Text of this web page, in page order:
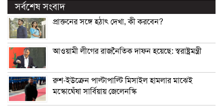
সর্বশেষ সংবাদ
প্রাক্তনের সঙ্গে হঠাৎ দেখা, কী করবেন?
আওয়ামী লীগের রাজনৈতিক দাফন হয়েছে: স্বরাষ্ট্রমন্ত্রী
রুশ-ইউক্রেন পাল্টাপাল্টি মিসাইল হামলার মাঝেই
মস্কোঘেঁষা সার্বিয়ায় জেলেনস্কি